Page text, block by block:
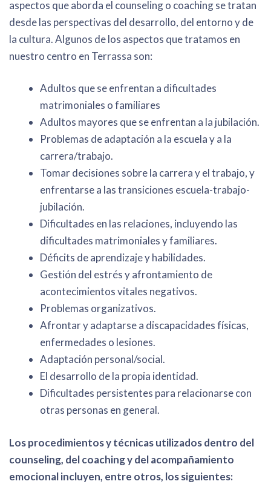
aspectos que aborda el counseling o coaching se tratan
desde las perspectivas del desarrollo, del entorno y de
la cultura. Algunos de los aspectos que tratamos en
nuestro centro en Terrassa son:
Adultos que se enfrentan a dificultades
matrimoniales o familiares
Adultos mayores que se enfrentan a la jubilación.
Problemas de adaptación a la escuela y a la
carrera/trabajo.
Tomar decisiones sobre la carrera y el trabajo, y
enfrentarse a las transiciones escuela-trabajo-
jubilación.
Dificultades en las relaciones, incluyendo las
dificultades matrimoniales y familiares.
Déficits de aprendizaje y habilidades.
Gestión del estrés y afrontamiento de
acontecimientos vitales negativos.
Problemas organizativos.
Afrontar y adaptarse a discapacidades físicas,
enfermedades o lesiones.
Adaptación personal/social.
El desarrollo de la propia identidad.
Dificultades persistentes para relacionarse con
otras personas en general.
Los procedimientos y técnicas utilizados dentro del
counseling, del coaching y del acompañamiento
emocional incluyen, entre otros, los siguientes: